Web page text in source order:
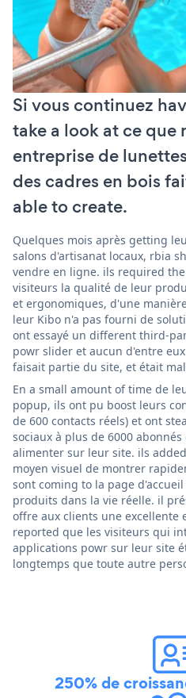
Si vous continuez
take a look at ce que
entreprise de
des cadres en bois
able to create.
Quelques mois après getting
salons d'artisanat locaux, rbia
vendre en ligne. ils required
visiteurs la qualité de leur
et ergonomiques, d'une
leur Kibo n'a pas fourni de
ont essayé un different third-
powr slider et aucun d'entre
faisait partie du site, et était
En a small amount of time de
popup, ils ont pu boost leurs
de 600 contacts réels) et ont
sociaux à plus de 6000
alimenter sur leur site. ils
moyen visuel de montrer
sont coming to la page
produits dans la vie réelle. il
offre aux clients une excellente
reported que les visiteurs qui
applications powr sur leur site
longtemps que toute autre
250% de